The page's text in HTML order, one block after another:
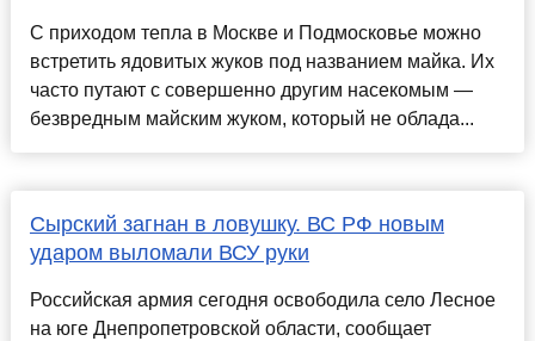
С приходом тепла в Москве и Подмосковье можно
встретить ядовитых жуков под названием майка. Их
часто путают с совершенно другим насекомым —
безвредным майским жуком, который не облада...
Сырский загнан в ловушку. ВС РФ новым
ударом выломали ВСУ руки
Российская армия сегодня освободила село Лесное
на юге Днепропетровской области, сообщает